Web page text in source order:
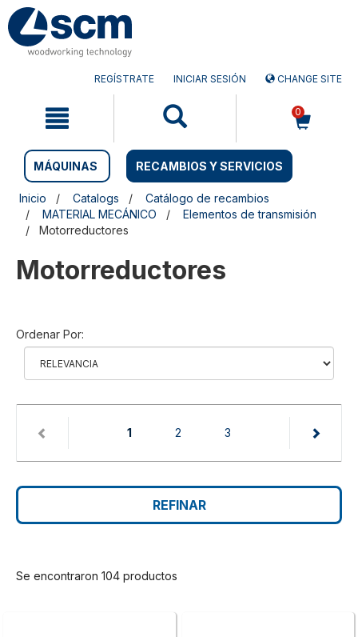
Saltar
contenido
Saltar
menú
REGÍSTRATE INICIAR SESIÓN CHANGE SITE
0
MÁQUINAS RECAMBIOS Y SERVICIOS
Inicio Catalogs
Catálogo de recambios
MATERIAL MECÁNICO
Elementos de transmisión
Motorreductores
Motorreductores
Ordenar Por:
1(current)
2 3
REFINAR
Se encontraron 104 productos